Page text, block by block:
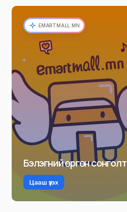
EMARTMALL.MN
Бэлэгний өргөн сонголт
Цааш үзэх